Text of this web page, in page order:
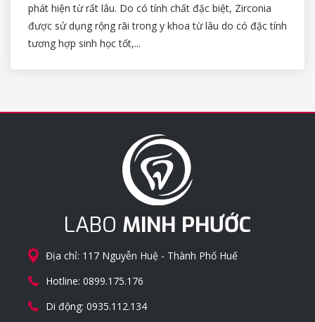
phát hiện từ rất lâu. Do có tính chất đặc biệt, Zirconia
được sử dụng rộng rãi trong y khoa từ lâu do có đặc tính
tương hợp sinh học tốt,...
LABO MINH PHƯỚC
Địa chỉ: 117 Nguyễn Huệ - Thành Phố Huế
Hotline: 0899.175.176
Di động: 0935.112.134